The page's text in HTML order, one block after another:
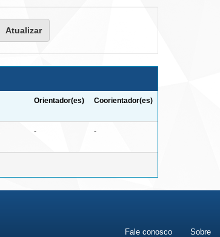
Orientador(es) Coorientador(es)
- -
Fale conosco Sobre